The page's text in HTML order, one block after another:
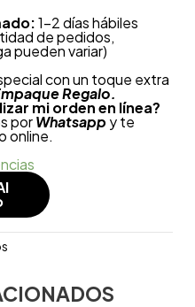
1-2 días hábiles
de pedidos,
pueden variar)
con un toque extra
Regalo.
mi orden en línea?
porWhatsapp y te
online.